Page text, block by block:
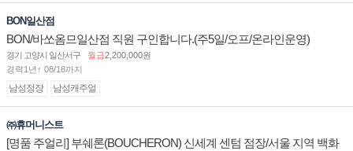
BON일산점
BON/바쏘옴므일산점 직원 구인합니다.(주5일/오프/온라인운영)
경기 고양시 일산서구 월급2,200,000원
경력1년↑ 08/18까지
남성정장 남성캐주얼
㈜휴머니스트
[명품 주얼리] 부쉐론(BOUCHERON) 신세계 센텀 점장/서울 지역 백화